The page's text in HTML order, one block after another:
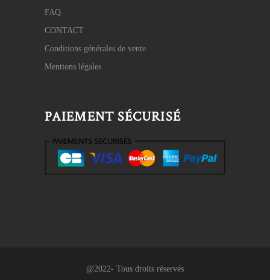
FAQ
CONTACT
Conditions générales de vente
Mentions légales
PAIEMENT SÉCURISÉ
@2022- Tous droits réservés